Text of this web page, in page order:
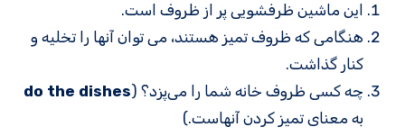
این ماشین ظرفشویی پر از ظروف است.
هنگامی که ظروف تمیز هستند، می توان آنها را تخلیه و
کنار گذاشت.
چه کسی ظروف خانه شما را می‌پزد؟ (do the dishes
به معنای تمیز کردن آنهاست.)